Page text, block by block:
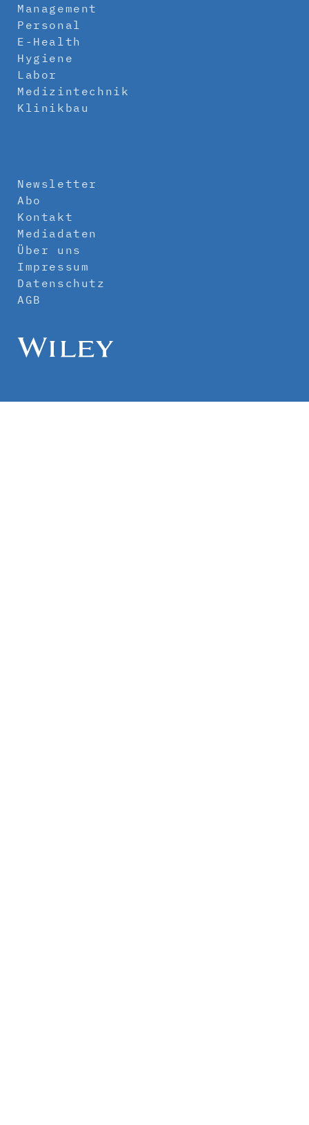
Management
Personal
E-Health
Hygiene
Labor
Medizintechnik
Klinikbau
Newsletter
Abo
Kontakt
Mediadaten
Über uns
Impressum
Datenschutz
AGB